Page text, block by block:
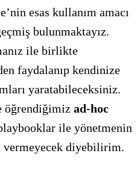
esas kullanım amacı
bulunmaktayız.
ile birlikte
faydalanıp kendinize
yaratabileceksiniz.
öğrendiğimiz ad-hoc
ile yönetmenin
vermeyecek diyebilirim.